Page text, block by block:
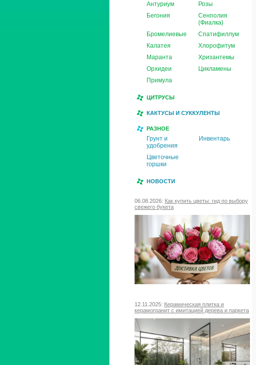
Антуриум
Розы
Бегония
Сенполия
(Фиалка)
Бромелиевые
Спатифиллум
Калатея
Хлорофитум
Маранта
Хризантемы
Орхидеи
Цикламены
Примула
ЦИТРУСЫ
КАКТУСЫ И СУККУЛЕНТЫ
РАЗНОЕ
Грунт и
удобрения
Инвентарь
Цветочные
горшки
НОВОСТИ
06.08.2026: Как купить цветы: гид по выбору
свежего букета
12.11.2025: Керамическая плитка и
керамогранит с имитацией дерева и паркета